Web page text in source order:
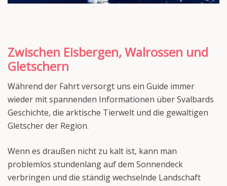
Zwischen Eisbergen, Walrossen und
Gletschern
Während der Fahrt versorgt uns ein Guide immer
wieder mit spannenden Informationen über Svalbards
Geschichte, die arktische Tierwelt und die gewaltigen
Gletscher der Region.
Wenn es draußen nicht zu kalt ist, kann man
problemlos stundenlang auf dem Sonnendeck
verbringen und die ständig wechselnde Landschaft